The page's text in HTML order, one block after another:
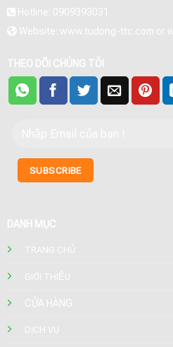
Hotline: 0909393031
Website: www.tudong-ttc.com or
THEO DÕI CHÚNG TÔI
DANH MỤC
TRANG CHỦ
GIỚI THIỆU
CỬA HÀNG
DỊCH VỤ